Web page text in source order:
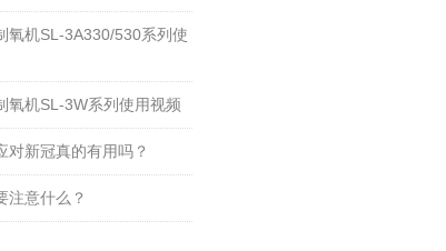
氧机SL-3A330/530系列使
氧机SL-3W系列使用视频
对新冠真的有用吗？
注意什么？